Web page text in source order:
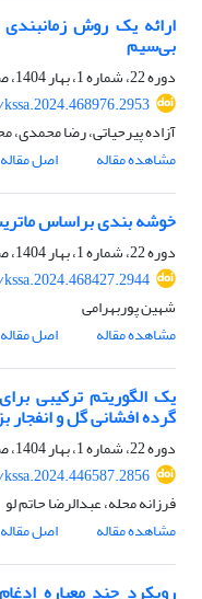
ارائه یک روش
بی‌سیم
دوره 22، شماره 1، بهار 1404، صفحه
آزاده پیرحیاتی، رضا محمدی،
مشاهده مقاله
اصل مقاله
خوشه بندی براساس
دوره 22، شماره 1، بهار 1404، صفحه
شهین پوربهرامی
مشاهده مقاله
اصل مقاله
یک الگوریتم ترکیبی
گرده افشانی گل و انفجار
دوره 22، شماره 1، بهار 1404، صفحه
فرزانه محله، عبدالرضا حاتم لو
مشاهده مقاله
اصل مقاله